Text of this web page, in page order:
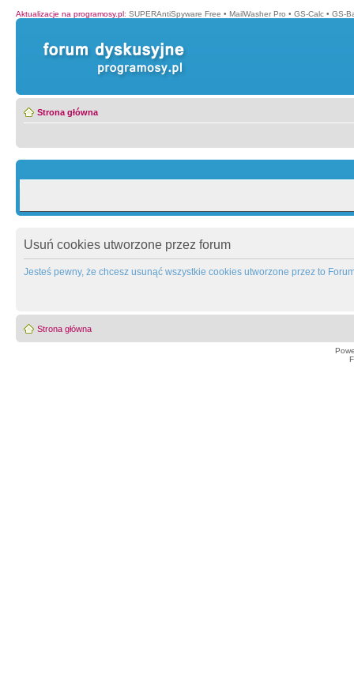
Aktualizacje na programosy.pl: SUPERAntiSpyware Free • MailWasher Pro • GS-Calc • GS-
Strona główna
Usuń cookies utworzone przez forum
Jesteś pewny, że chcesz usunąć wszystkie cookies utworzone przez to
Strona główna